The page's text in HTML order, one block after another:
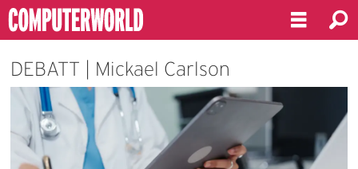
DEBATT | Mickael Carlson